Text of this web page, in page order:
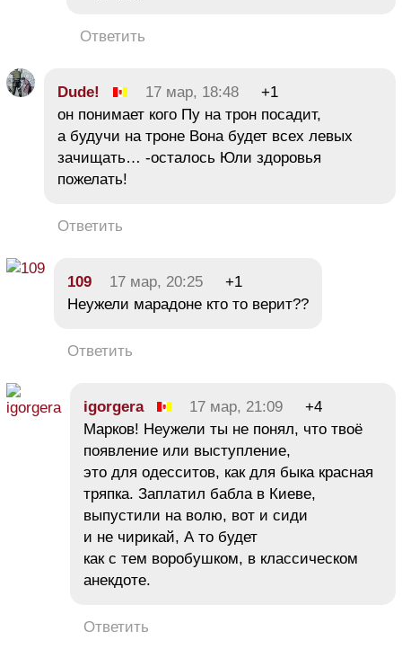
Ответить
Dude! 17 мар, 18:48
+1
он понимает кого Пу на трон посадит,
а будучи на троне Вона будет всех левых
зачищать… -осталось Юли здоровья
пожелать!
Ответить
109 17 мар, 20:25
+1
Неужели марадоне кто то верит??
Ответить
igorgera 17 мар, 21:09
+4
Марков! Неужели ты не понял, что твоё
появление или выступление,
это для одесситов, как для быка красная
тряпка. Заплатил бабла в Киеве,
выпустили на волю, вот и сиди
и не чирикай, А то будет
как с тем воробушком, в классическом
анекдоте.
Ответить